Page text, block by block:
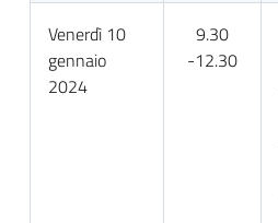
Venerdì 10
gennaio
2024
9.30
-12.30